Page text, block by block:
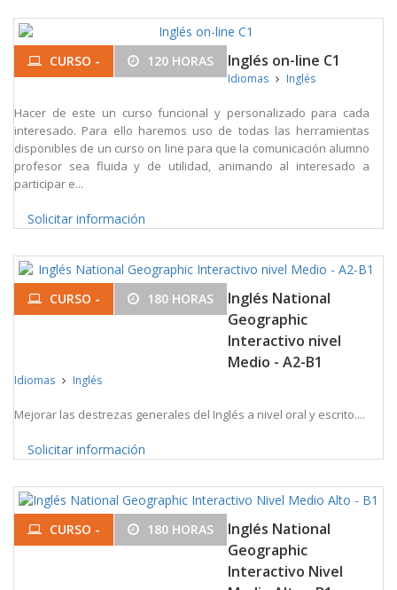
CURSO - 120 HORAS Inglés on-line C1
Idiomas Inglés
Hacer de este un curso funcional y personalizado para cada
interesado. Para ello haremos uso de todas las herramientas
disponibles de un curso on line para que la comunicación alumno
profesor sea fluida y de utilidad, animando al interesado a
participar e...
Solicitar información
CURSO - 180 HORAS
Inglés National
Geographic
Interactivo nivel
Medio - A2-B1
Idiomas Inglés
Mejorar las destrezas generales del Inglés a nivel oral y escrito....
Solicitar información
CURSO - 180 HORAS
Inglés National
Geographic
Interactivo Nivel